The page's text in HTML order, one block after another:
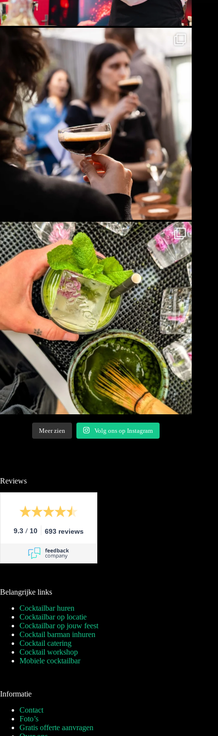
Meer zien Volg ons op Instagram
Reviews
9.3 / 10 693 reviews
Belangrijke links
Cocktailbar huren
Cocktailbar op locatie
Cocktailbar op jouw feest
Cocktail barman inhuren
Cocktail catering
Cocktail workshop
Mobiele cocktailbar
Informatie
Contact
Foto’s
Gratis offerte aanvragen